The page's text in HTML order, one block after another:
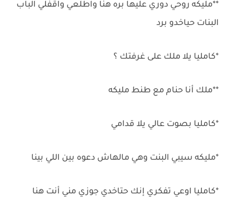
**مليكه روحي دوري عليها بره هنا واطلعي واقفلي الباب
البنات حياخدو برد
*كامليا يلا ملك على غرفتك ؟
**ملك أنا حنام مع طنط مليكه
*كامليا بصوت عالي يلا قدامي
*مليكه سيبي البنت وهي مالهاش دعوه بين اللي بينا
*كامليا اوعي تفكري إنك حتاخدي جوزي مني أنت هنا